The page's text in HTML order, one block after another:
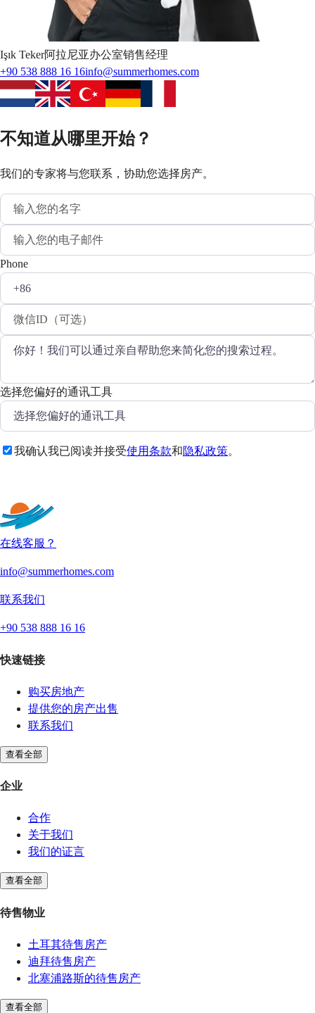
Işık Teker阿拉尼亚办公室销售经理
+90 538 888 16 16info@summerhomes.com
不知道从哪里开始？
我们的专家将与您联系，协助您选择房产。
Phone
选择您偏好的通讯工具
我确认我已阅读并接受使用条款和隐私政策。
在线客服？
info@summerhomes.com
联系我们
+90 538 888 16 16
快速链接
购买房地产
提供您的房产出售
联系我们
查看全部
企业
合作
关于我们
我们的证言
查看全部
待售物业
土耳其待售房产
迪拜待售房产
北塞浦路斯的待售房产
查看全部